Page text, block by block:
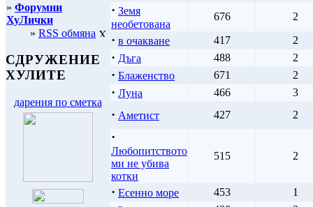
» Форумни
ХуЛички
» RSS обмяна
СДРУЖЕНИЕ
ХУЛИТЕ
дарения по сметка
· Земя
необетована
676 2
· в очакване 417 2
· Дъга 488 2
· Блаженство 671 2
· Луна 466 3
· Аметист 427 2
·
Любопитството
ми не убива
котки
515 2
· Есенно море 453 1